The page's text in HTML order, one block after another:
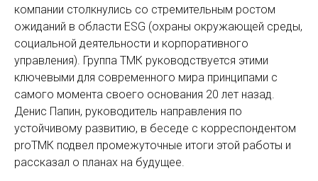
компании столкнулись со стремительным ростом
ожиданий в области ESG (охраны окружающей среды,
социальной деятельности и корпоративного
управления). Группа ТМК руководствуется этими
ключевыми для современного мира принципами с
самого момента своего основания 20 лет назад.
Денис Папин, руководитель направления по
устойчивому развитию, в беседе с корреспондентом
proТМК подвел промежуточные итоги этой работы и
рассказал о планах на будущее.